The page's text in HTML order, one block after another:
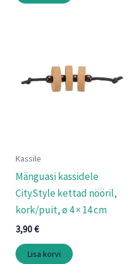
Kassile
Mänguasi kassidele
CityStyle kettad nööril,
kork/puit, ø 4 × 14 cm
3,90€
Lisa korvi